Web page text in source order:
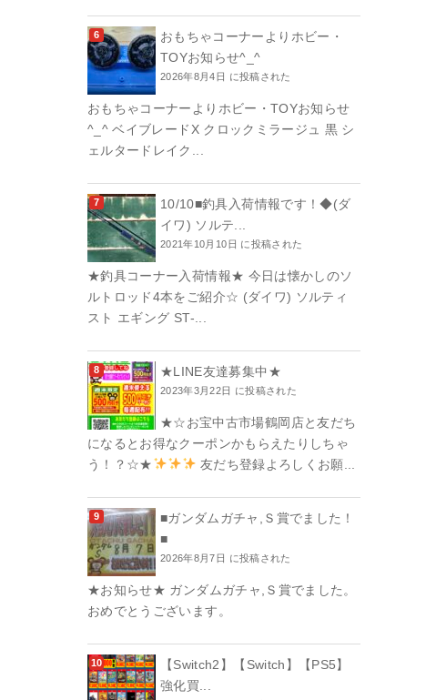
おもちゃコーナーよりホビー・
TOYお知らせ^_^
2026年8月4日 に投稿された
おもちゃコーナーよりホビー・TOYお知らせ
^_^ ベイブレードX クロックミラージュ 黒 シ
ェルタードレイク...
10/10■釣具入荷情報です！◆(ダ
イワ) ソルテ...
2021年10月10日 に投稿された
★釣具コーナー入荷情報★ 今日は懐かしのソ
ルトロッド4本をご紹介☆ (ダイワ) ソルティ
スト エギング ST-...
★LINE友達募集中★
2023年3月22日 に投稿された
★☆お宝中古市場鶴岡店と友だち
になるとお得なクーポンかもらえたりしちゃ
う！？☆★
友だち登録よろしくお願...
■ガンダムガチャ,Ｓ賞でました！
■
2026年8月7日 に投稿された
★お知らせ★ ガンダムガチャ,Ｓ賞でました。
おめでとうございます。
【Switch2】【Switch】【PS5】
強化買...